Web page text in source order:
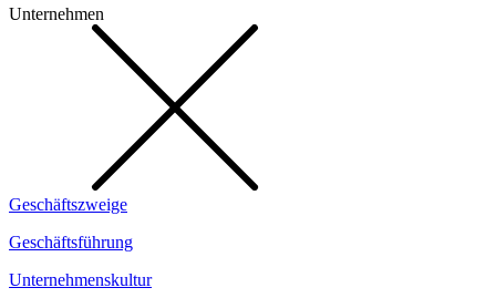
Unternehmen
Geschäftszweige
Geschäftsführung
Unternehmenskultur